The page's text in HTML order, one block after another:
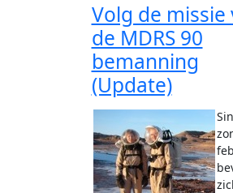
Volg de missie
de MDRS 90
bemanning
(Update)